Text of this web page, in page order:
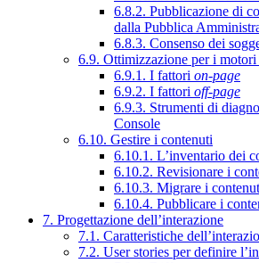
6.8.2. Pubblicazione di
dalla Pubblica
6.8.3. Consenso dei
6.9. Ottimizzazione per i
6.9.1. I fattori on-page
6.9.2. I fattori off-page
6.9.3. Strumenti di
Console
6.10. Gestire i contenuti
6.10.1. L’inventario dei
6.10.2. Revisionare i
6.10.3. Migrare i
6.10.4. Pubblicare i
7. Progettazione dell’interazione
7.1. Caratteristiche
7.2. User stories per definire